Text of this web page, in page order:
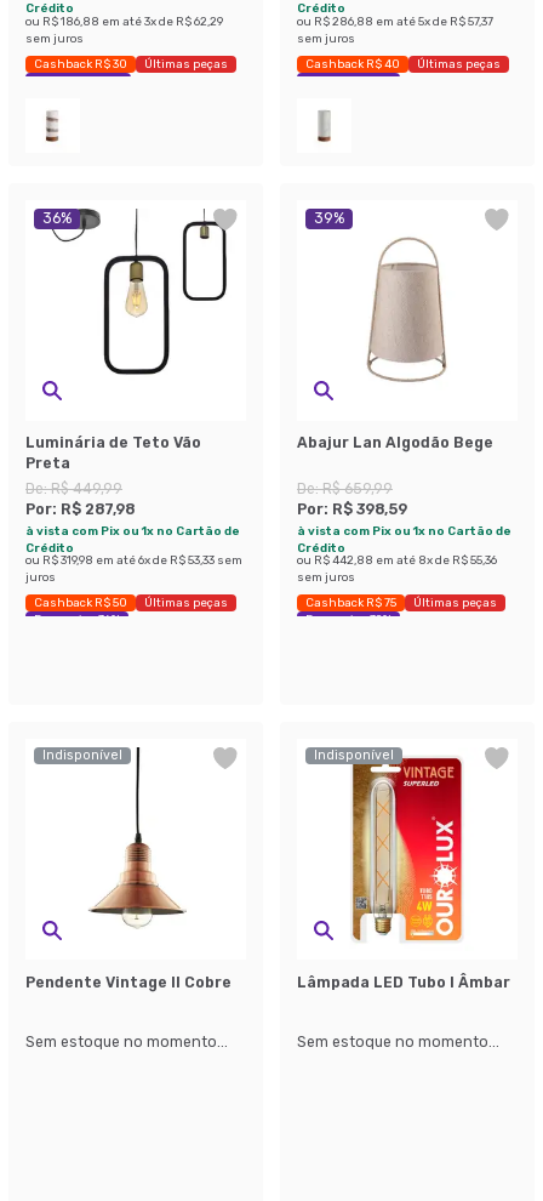
Crédito
ou R$ 186,88 em até3x de R$ 62,29
sem juros
Cashback R$ 30
Últimas peças
Economize 58%
Crédito
ou R$ 286,88 em até5x de R$ 57,37
sem juros
Cashback R$ 40
Últimas peças
Economize 33%
36%
Luminária de Teto Vão
Preta
De:R$ 449,99
Por: R$ 287,98
à vista com Pix ou 1x no Cartão de
Crédito
ou R$ 319,98 em até6x de R$ 53,33 sem
juros
Cashback R$ 50
Últimas peças
Economize 36%
39%
Abajur Lan Algodão Bege
De:R$ 659,99
Por: R$ 398,59
à vista com Pix ou 1x no Cartão de
Crédito
ou R$ 442,88 em até 8x de R$ 55,36
sem juros
Cashback R$ 75
Últimas peças
Economize 39%
Indisponível
Pendente Vintage II Cobre
Sem estoque no momento...
Indisponível
Lâmpada LED Tubo I Âmbar
Sem estoque no momento...